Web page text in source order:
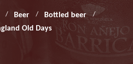
Beer
Bottled beer
Old Days